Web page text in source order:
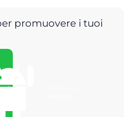
promuovere i tuoi
per